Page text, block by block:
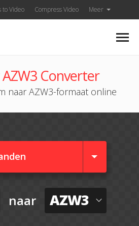
to Video Compress Video Meer
AZW3 Converter
naar AZW3-formaat online
naar AZW3